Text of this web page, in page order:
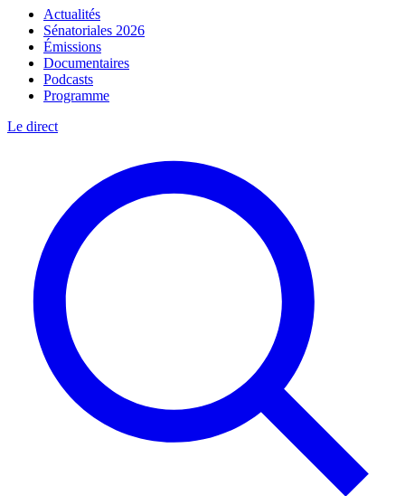
Actualités
Sénatoriales 2026
Émissions
Documentaires
Podcasts
Programme
Le direct